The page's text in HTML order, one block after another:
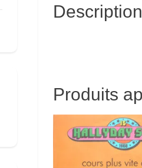
Description
Produits